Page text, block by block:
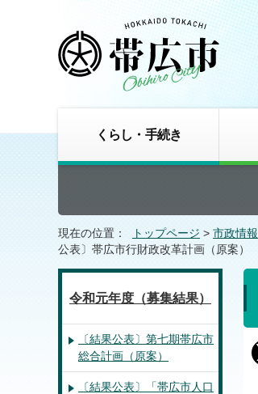
くらし・手続き
現在の位置： トップページ > 市政情報
公表〕帯広市行財政改革計画（原案）
令和元年度（募集結果）
〔結果公表〕第七期帯広市
総合計画（原案）
〔結果公表〕「帯広市人口